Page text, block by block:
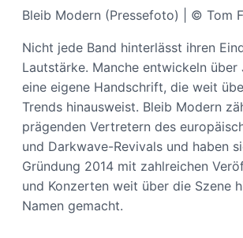
Bleib Modern (Pressefoto) | © Tom
Nicht jede Band hinterlässt ihren
Lautstärke. Manche entwickeln über
eine eigene Handschrift, die weit
Trends hinausweist. Bleib Modern
prägenden Vertretern des
und Darkwave-Revivals und haben
Gründung 2014 mit zahlreichen
und Konzerten weit über die Szene
Namen gemacht.